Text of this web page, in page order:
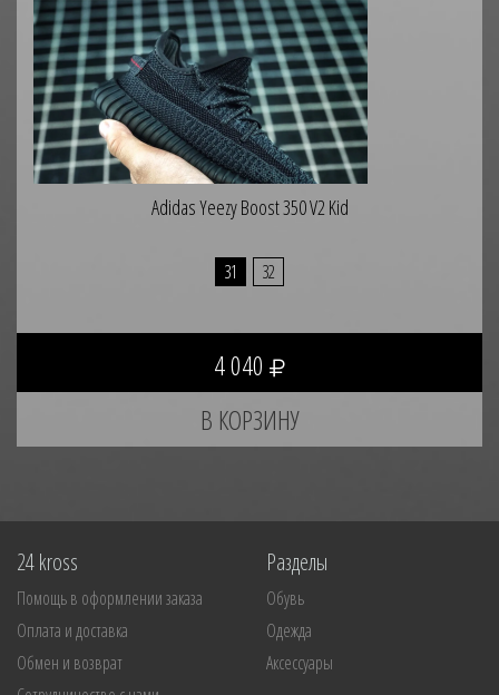
Adidas Yeezy Boost 350 V2 Kid
31 32
4 040
24 kross
Помощь в оформлении заказа
Оплата и доставка
Обмен и возврат
Разделы
Обувь
Одежда
Аксессуары